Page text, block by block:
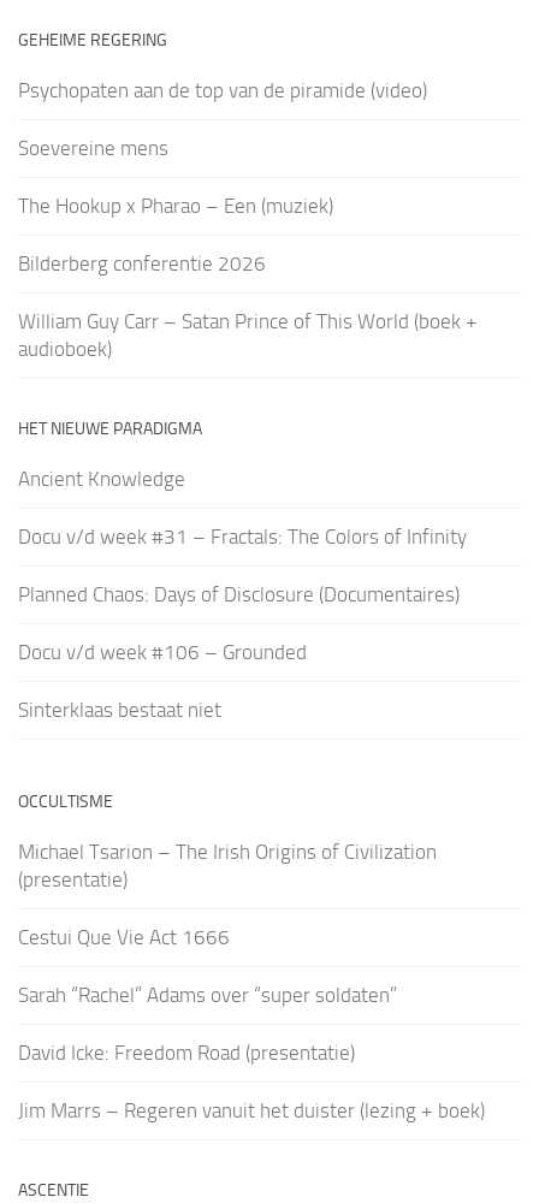
GEHEIME REGERING
Psychopaten aan de top van de piramide (video)
Soevereine mens
The Hookup x Pharao – Een (muziek)
Bilderberg conferentie 2026
William Guy Carr – Satan Prince of This World (boek +
audioboek)
HET NIEUWE PARADIGMA
Ancient Knowledge
Docu v/d week #31 – Fractals: The Colors of Infinity
Planned Chaos: Days of Disclosure (Documentaires)
Docu v/d week #106 – Grounded
Sinterklaas bestaat niet
OCCULTISME
Michael Tsarion – The Irish Origins of Civilization
(presentatie)
Cestui Que Vie Act 1666
Sarah “Rachel” Adams over “super soldaten”
David Icke: Freedom Road (presentatie)
Jim Marrs – Regeren vanuit het duister (lezing + boek)
ASCENTIE